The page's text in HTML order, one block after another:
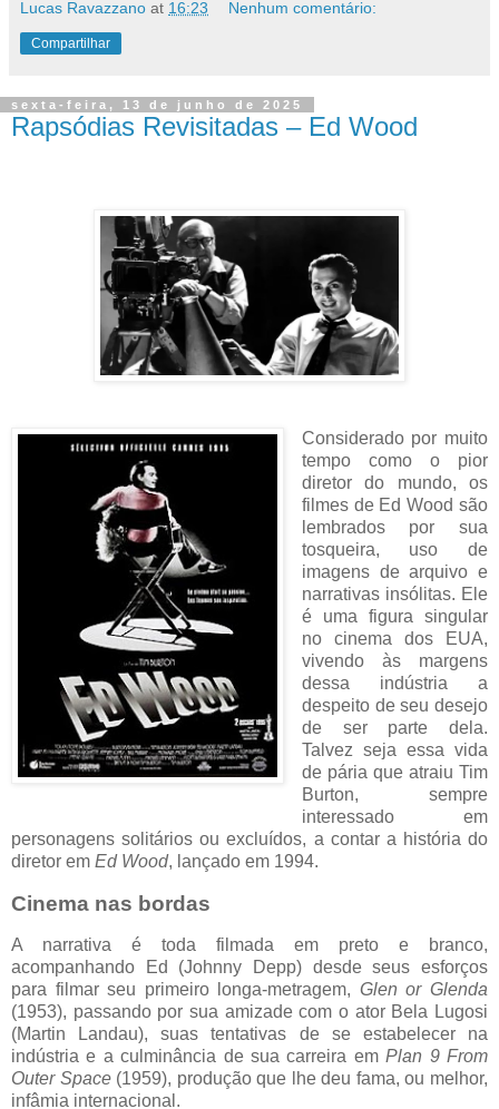
Lucas Ravazzano at 16:23 Nenhum comentário:
Compartilhar
sexta-feira, 13 de junho de 2025
Rapsódias Revisitadas – Ed Wood
Considerado por muito
tempo como o pior
diretor do mundo, os
filmes de Ed Wood são
lembrados por sua
tosqueira, uso de
imagens de arquivo e
narrativas insólitas. Ele
é uma figura singular
no cinema dos EUA,
vivendo às margens
dessa indústria a
despeito de seu desejo
de ser parte dela.
Talvez seja essa vida
de pária que atraiu Tim
Burton, sempre
interessado em
personagens solitários ou excluídos, a contar a história do
diretor em Ed Wood, lançado em 1994.
Cinema nas bordas
A narrativa é toda filmada em preto e branco,
acompanhando Ed (Johnny Depp) desde seus esforços
para filmar seu primeiro longa-metragem, Glen or Glenda
(1953), passando por sua amizade com o ator Bela Lugosi
(Martin Landau), suas tentativas de se estabelecer na
indústria e a culminância de sua carreira emPlan 9 From
Outer Space (1959), produção que lhe deu fama, ou melhor,
infâmia internacional.